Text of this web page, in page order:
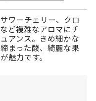
ワーチェリー、クロ
ど複雑なアロマにチ
アンス。きめ細かな
まった酸、綺麗な果
魅力です。